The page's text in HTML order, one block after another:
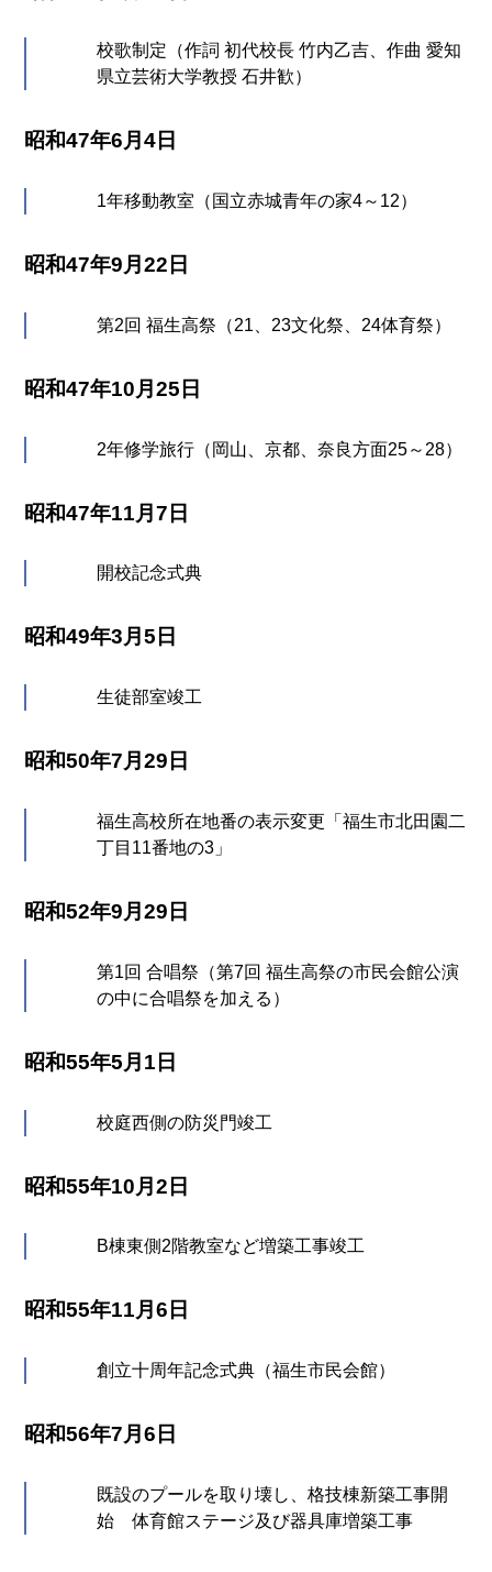
校歌制定（作詞 初代校長 竹内乙吉、作曲 愛知
県立芸術大学教授 石井歓）
昭和47年6月4日
1年移動教室（国立赤城青年の家4～12）
昭和47年9月22日
第2回 福生高祭（21、23文化祭、24体育祭）
昭和47年10月25日
2年修学旅行（岡山、京都、奈良方面25～28）
昭和47年11月7日
開校記念式典
昭和49年3月5日
生徒部室竣工
昭和50年7月29日
福生高校所在地番の表示変更「福生市北田園二
丁目11番地の3」
昭和52年9月29日
第1回 合唱祭（第7回 福生高祭の市民会館公演
の中に合唱祭を加える）
昭和55年5月1日
校庭西側の防災門竣工
昭和55年10月2日
B棟東側2階教室など増築工事竣工
昭和55年11月6日
創立十周年記念式典（福生市民会館）
昭和56年7月6日
既設のプールを取り壊し、格技棟新築工事開
始 体育館ステージ及び器具庫増築工事